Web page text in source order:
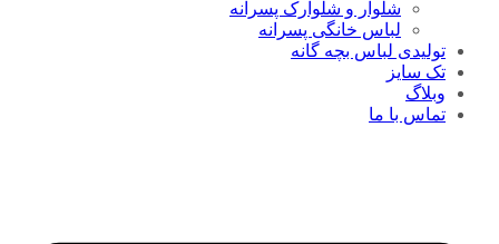
شلوار و شلوارک پسرانه
لباس خانگی پسرانه
تولیدی لباس بچه گانه
تک سایز
وبلاگ
تماس با ما